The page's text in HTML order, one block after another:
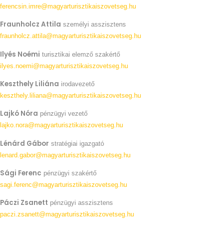
ferencsin.imre@magyarturisztikaiszovetseg.hu
Fraunholcz Attila személyi asszisztens
fraunholcz.attila@magyarturisztikaiszovetseg.hu
Ilyés Noémi turisztikai elemző szakértő
ilyes.noemi@magyarturisztikaiszovetseg.hu
Keszthely Liliána irodavezető
keszthely.liliana@magyarturisztikaiszovetseg.hu
Lajkó Nóra pénzügyi vezető
lajko.nora@magyarturisztikaiszovetseg.hu
Lénárd Gábor stratégiai igazgató
lenard.gabor@magyarturisztikaiszovetseg.hu
Sági Ferenc pénzügyi szakértő
sagi.ferenc@magyarturisztikaiszovetseg.hu
Páczi Zsanett pénzügyi asszisztens
paczi.zsanett@magyarturisztikaiszovetseg.hu